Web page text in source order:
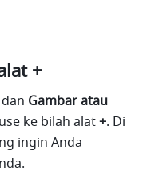
+
Gambaratau
ke bilah alat +. Di
ingin Anda